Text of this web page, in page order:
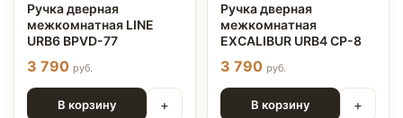
Ручка дверная
межкомнатная LINE
URB6 BPVD-77
3 790 руб.
В корзину +
Ручка дверная
межкомнатная
EXCALIBUR URB4 СР-8
3 790 руб.
В корзину +